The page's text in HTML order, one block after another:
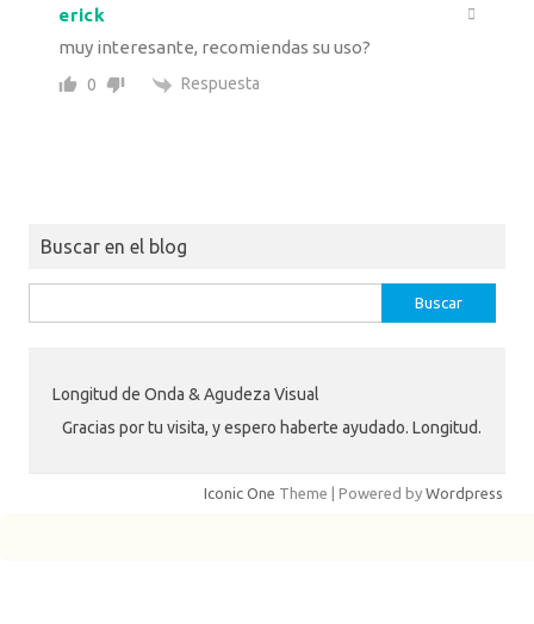
erick
muy interesante, recomiendas su uso?
0 Respuesta
Buscar en el blog
Longitud de Onda & Agudeza Visual
Gracias por tu visita, y espero haberte ayudado. Longitud.
Iconic One Theme | Powered by Wordpress